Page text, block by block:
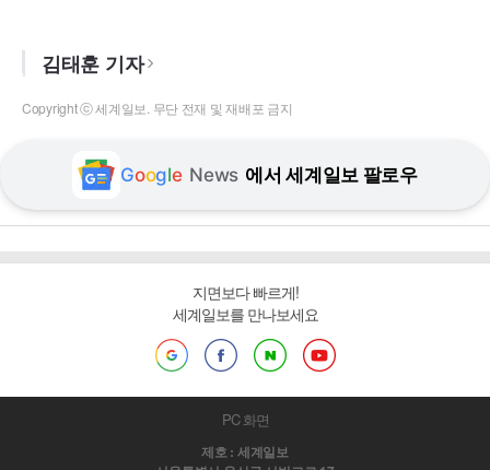
김태훈 기자
Copyright ⓒ 세계일보. 무단 전재 및 재배포 금지
Google News 에서 세계일보 팔로우
지면보다 빠르게!
세계일보를 만나보세요
PC 화면
제호 : 세계일보